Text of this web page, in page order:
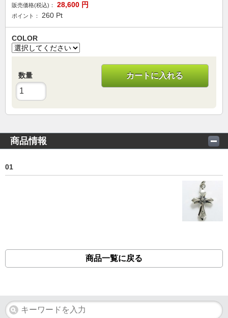
販売価格(税込)： 28,600 円
ポイント： 260 Pt
COLOR
数量 カートに入れる
商品情報
01
商品一覧に戻る